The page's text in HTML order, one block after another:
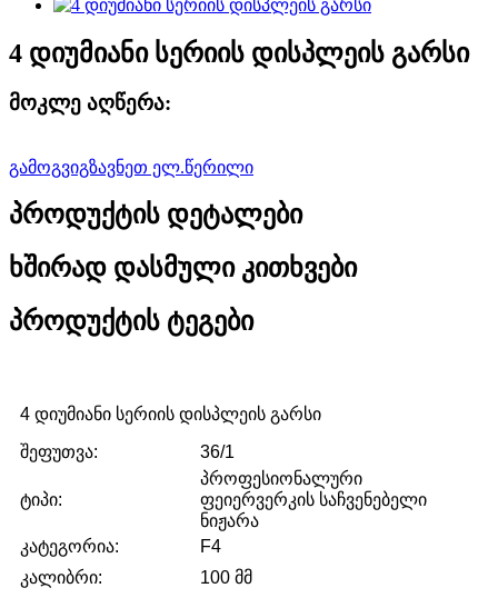
4 დიუმიანი სერიის დისპლეის გარსი
მოკლე აღწერა:
გამოგვიგზავნეთ ელ.წერილი
პროდუქტის დეტალები
ხშირად დასმული კითხვები
პროდუქტის ტეგები
4 დიუმიანი სერიის დისპლეის გარსი
შეფუთვა:
36/1
ტიპი:
პროფესიონალური
ფეიერვერკის საჩვენებელი
ნიჟარა
კატეგორია:
F4
კალიბრი:
100 მმ